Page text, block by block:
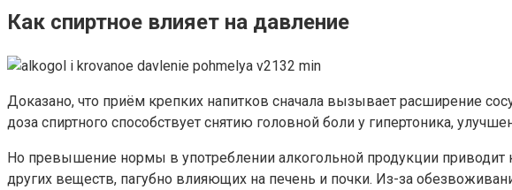
Как спиртное влияет на давление
Доказано, что приём крепких напитков сначала вызывает расширение
доза спиртного способствует снятию головной боли у гипертоника,
Но превышение нормы в употреблении алкогольной продукции
других веществ, пагубно влияющих на печень и почки. Из-за